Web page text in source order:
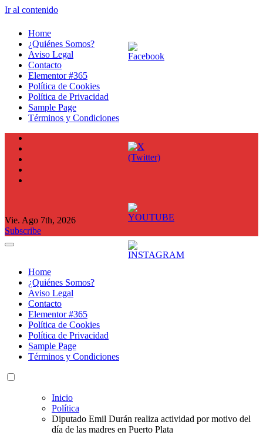
Ir al contenido
Home
¿Quiénes Somos?
Aviso Legal
Contacto
Elementor #365
Política de Cookies
Política de Privacidad
Sample Page
Términos y Condiciones
Vie. Ago 7th, 2026
Subscribe
Home
¿Quiénes Somos?
Aviso Legal
Contacto
Elementor #365
Política de Cookies
Política de Privacidad
Sample Page
Términos y Condiciones
Inicio
Política
Diputado Emil Durán realiza actividad por motivo del
día de las madres en Puerto Plata